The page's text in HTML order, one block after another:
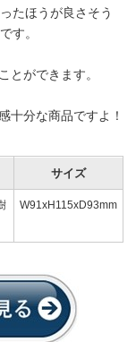
たほうが良さそう
す。
とができます。
十分な商品ですよ！
サイズ
W91xH115xD93mm